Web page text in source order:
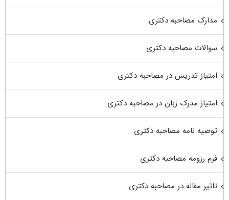
مدارک مصاحبه دکتری
سوالات مصاحبه دکتری
امتیاز تدریس در مصاحبه دکتری
امتیاز مدرک زبان در مصاحبه دکتری
توصیه نامه مصاحبه دکتری
فرم رزومه مصاحبه دکتری
تاثیر مقاله در مصاحبه دکتری